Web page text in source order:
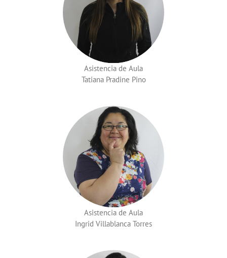
Asistencia de Aula
Tatiana Pradine Pino
Asistencia de Aula
Ingrid Villablanca Torres